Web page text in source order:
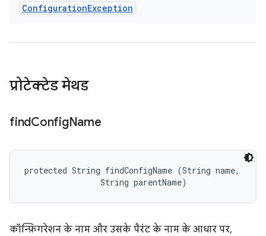
ConfigurationException
प्रोटेक्टेड मेथड
findConfigName
protected String findConfigName (String name,
                String parentName)
कॉन्फ़िगरेशन के नाम और उसके पैरंट के नाम के आधार पर,